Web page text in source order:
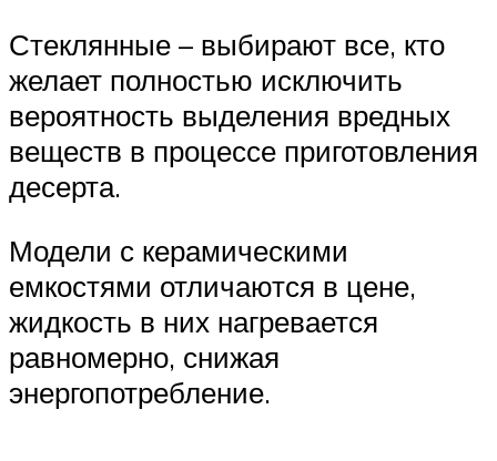
Стеклянные – выбирают все, кто
желает полностью исключить
вероятность выделения вредных
веществ в процессе приготовления
десерта.
Модели с керамическими
емкостями отличаются в цене,
жидкость в них нагревается
равномерно, снижая
энергопотребление.